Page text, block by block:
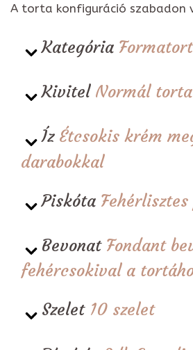
A torta konfiguráció
Kategória
Kivitel Normál torta
Íz Étcsokis krém
darabokkal
Piskóta
Bevonat Fondant
fehércsokival a
Szelet 10 szelet